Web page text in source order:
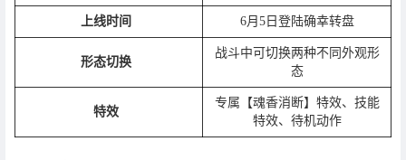
上线时间 6月5日登陆确幸转盘
形态切换
战斗中可切换两种不同外观形
态
特效
专属【魂香消断】特效、技能
特效、待机动作